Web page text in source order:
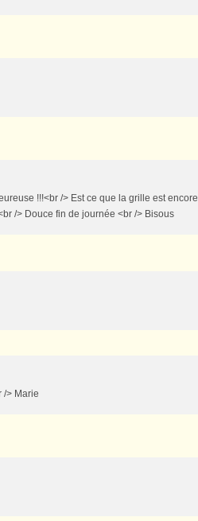
!!!<br /> Est ce que la grille est encore
/> Douce fin de journée <br /> Bisous
/> Marie